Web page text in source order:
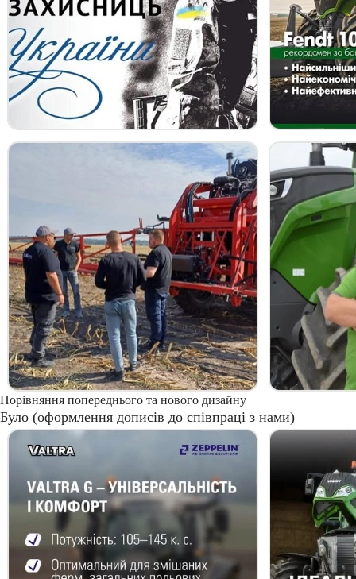
Порівняння попереднього та нового дизайну
Було (оформлення дописів до співпраці з нами)